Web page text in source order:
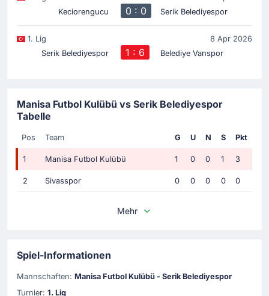
Keciorengucu
0 : 0 Serik Belediyespor
1. Lig
8 Apr 2026
Serik Belediyespor
1 : 6 Belediye Vanspor
Manisa Futbol Kulübü vs Serik Belediyespor
Tabelle
Pos Team G U N S Pkt
1 Manisa Futbol Kulübü 1 0 0 1 3
2 Sivasspor 0 0 0 0 0
Mehr
Spiel-Informationen
Mannschaften: Manisa Futbol Kulübü - Serik Belediyespor
Turnier: 1. Lig